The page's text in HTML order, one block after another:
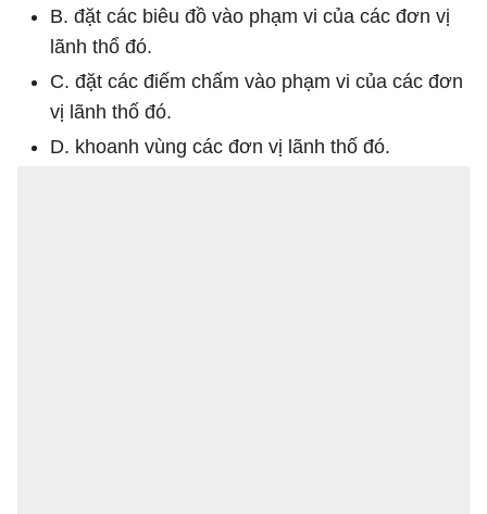
B. đặt các biêu đồ vào phạm vi của các đơn vị
lãnh thổ đó.
C. đặt các điếm chấm vào phạm vi của các đơn
vị lãnh thố đó.
D. khoanh vùng các đơn vị lãnh thố đó.